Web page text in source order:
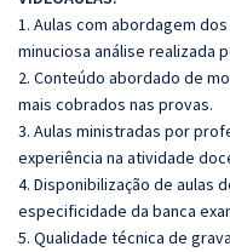
1. Aulas com abordagem
minuciosa análise realizada
2. Conteúdo abordado de
mais cobrados nas provas.
3. Aulas ministradas por
experiência na atividade
4. Disponibilização de aulas
especificidade da banca
5. Qualidade técnica de